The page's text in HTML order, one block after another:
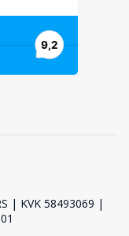
| KVK 58493069 |